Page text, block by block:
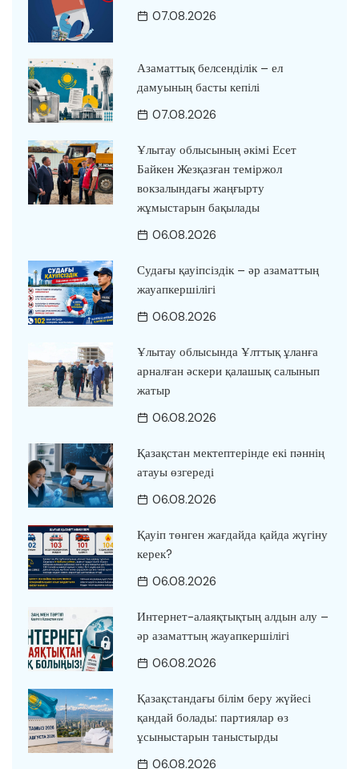
07.08.2026
Азаматтық белсенділік – ел
дамуының басты кепілі
07.08.2026
Ұлытау облысының әкімі Есет
Байкен Жезқазған теміржол
вокзалындағы жаңғырту
жұмыстарын бақылады
06.08.2026
Судағы қауіпсіздік – әр азаматтың
жауапкершілігі
06.08.2026
Ұлытау облысында Ұлттық ұланға
арналған әскери қалашық салынып
жатыр
06.08.2026
Қазақстан мектептерінде екі пәннің
атауы өзгереді
06.08.2026
Қауіп төнген жағдайда қайда жүгіну
керек?
06.08.2026
Интернет-алаяқтықтың алдын алу –
әр азаматтың жауапкершілігі
06.08.2026
Қазақстандағы білім беру жүйесі
қандай болады: партиялар өз
ұсыныстарын таныстырды
06.08.2026